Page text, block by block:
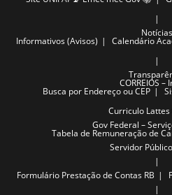
Notícias
Informativos (Avisos) Calendário
CORREIOS
Busca por Endereço ou CEP
Curriculo Lattes
Gov Federal –
Tabela de Remuneração de
Servidor
Formulário Prestação de Contas RB